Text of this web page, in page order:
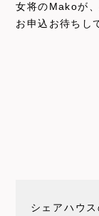
女将のMakoが
お申込お待ちし
シェアハウ